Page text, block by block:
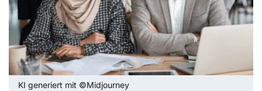
KI generiert mit ©Midjourney